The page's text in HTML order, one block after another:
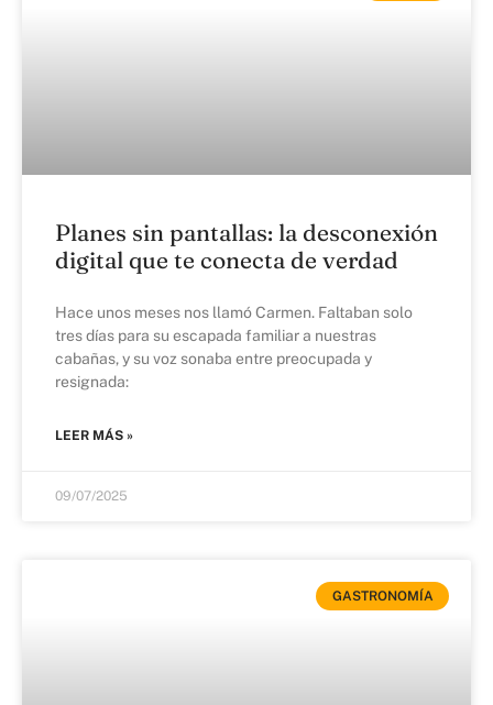
Planes sin pantallas: la desconexión
digital que te conecta de verdad
Hace unos meses nos llamó Carmen. Faltaban solo
tres días para su escapada familiar a nuestras
cabañas, y su voz sonaba entre preocupada y
resignada:
LEER MÁS »
09/07/2025
GASTRONOMÍA